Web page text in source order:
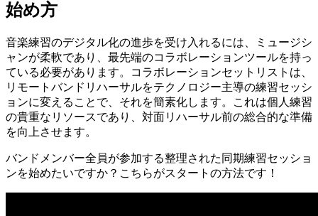
始め方
音楽練習のデジタル化の進歩を受け入れるには、ミュージシ
ャンが柔軟であり、最先端のコラボレーションツールを持っ
ている必要があります。コラボレーションセットリストは、
リモートバンドリハーサルをテクノロジー主導の練習セッシ
ョンに変えることで、それを簡素化します。これは個人練習
の貴重なリソースであり、対面リハーサル前の総合的な準備
を向上させます。
バンドメンバー全員が参加する整理された同期練習セッショ
ンを始めたいですか？こちらがスタートの方法です！